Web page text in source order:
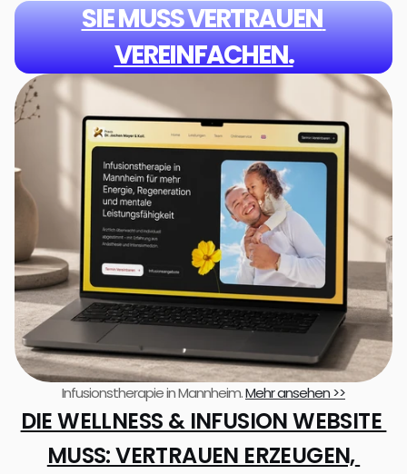
SIE MUSS VERTRAUEN
VEREINFACHEN.
Infusionstherapie in Mannheim. Mehr ansehen >>
DIE WELLNESS & INFUSION WEBSITE
MUSS: VERTRAUEN ERZEUGEN,